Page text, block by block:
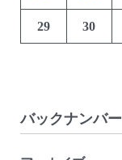
29 30
バックナンバー